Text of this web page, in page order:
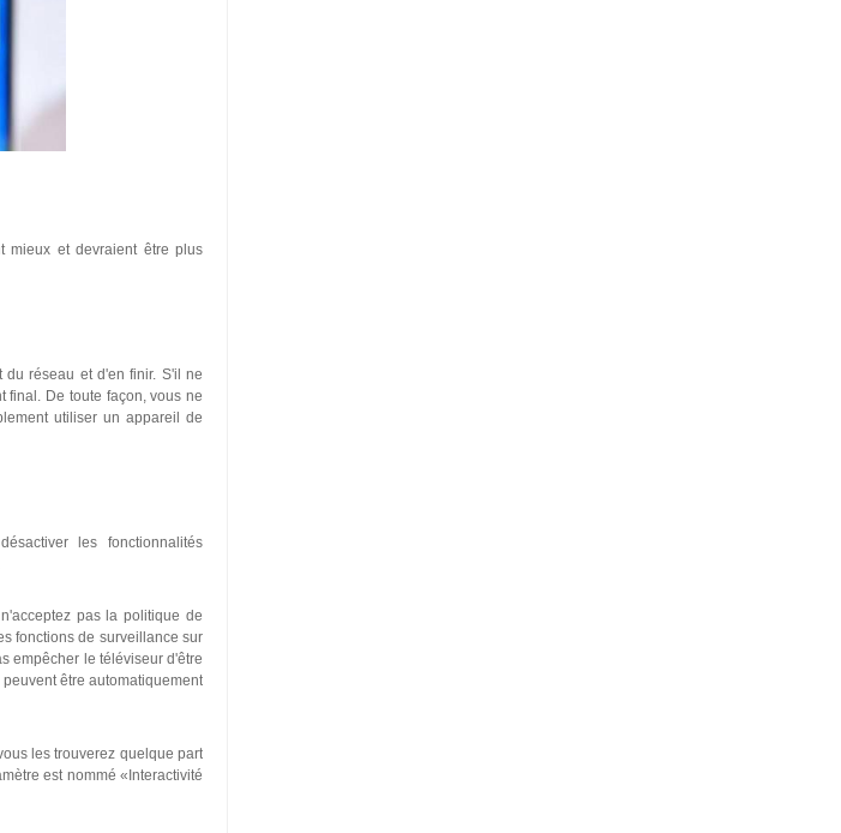
mieux et devraient être plus
du réseau et d'en finir. S'il ne
final. De toute façon, vous ne
utiliser un appareil de
les fonctionnalités
pas la politique de
fonctions de surveillance sur
empêcher le téléviseur d'être
être automatiquement
les trouverez quelque part
est nommé «Interactivité